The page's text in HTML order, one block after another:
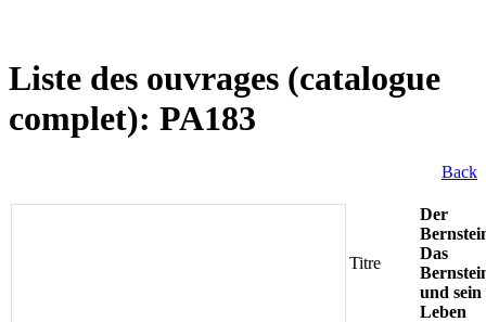
Liste des ouvrages (catalogue
complet): PA183
Back
Titre
Der
Das
und sein
Leben